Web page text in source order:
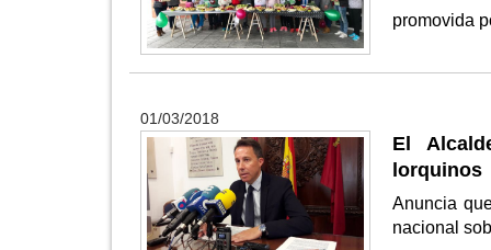
promovida
01/03/2018
El
lorquinos
Anuncia
nacional